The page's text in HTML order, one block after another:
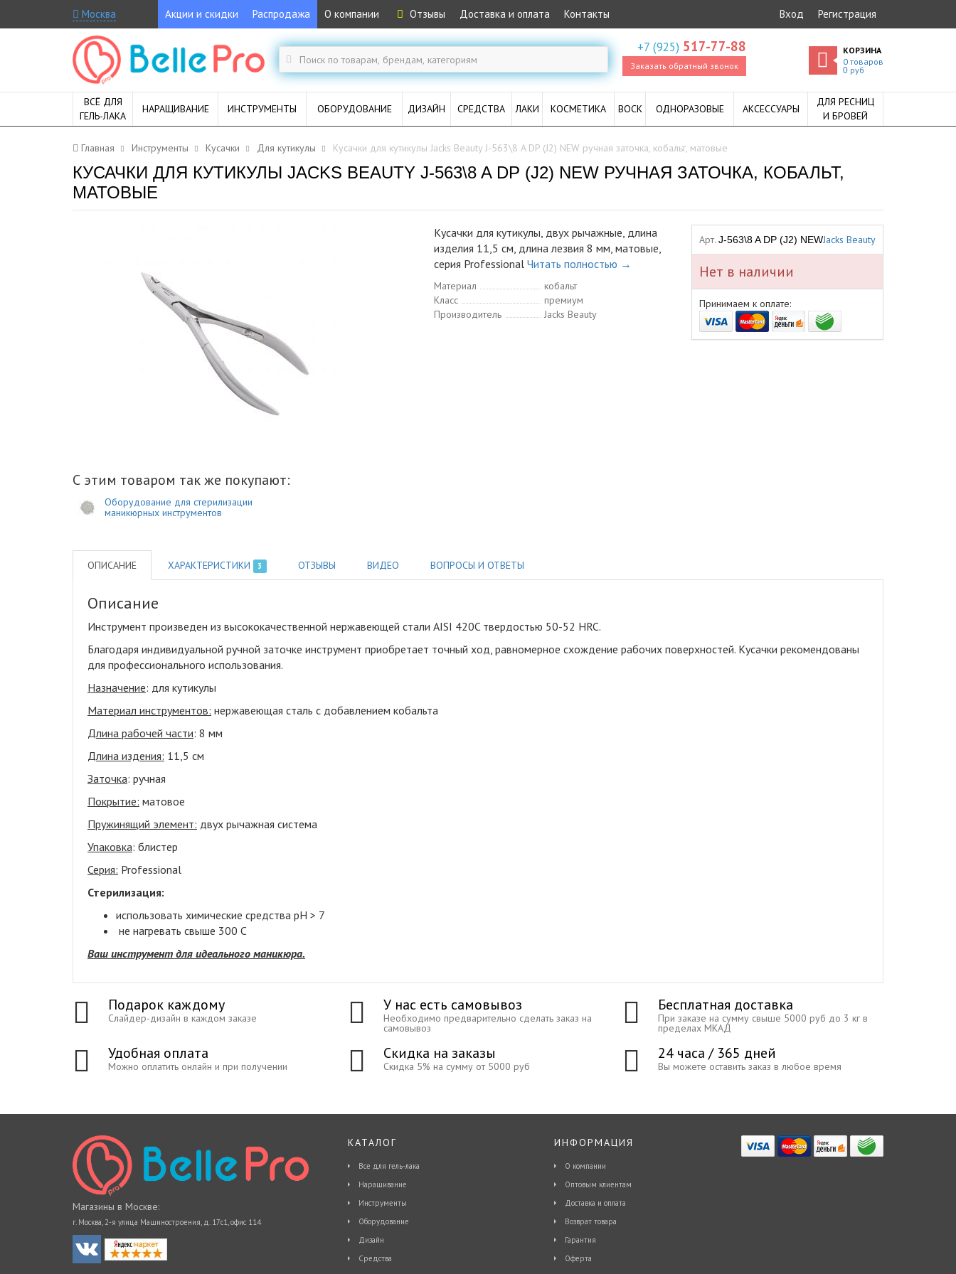
Москва Акции и скидки Распродажа О компании Отзывы Доставка и оплата Контакты Вход Регистрация
+7 (925) 517-77-88
Заказать обратный звонок
КОРЗИНА
0 товаров
0руб
ВСЁ ДЛЯ
ГЕЛЬ-ЛАКА
НАРАЩИВАНИЕ ИНСТРУМЕНТЫ ОБОРУДОВАНИЕ ДИЗАЙН СРЕДСТВА ЛАКИ КОСМЕТИКА ВОСК ОДНОРАЗОВЫЕ АКСЕССУАРЫ
ДЛЯ РЕСНИЦ
И БРОВЕЙ
Главная Инструменты Кусачки Для кутикулы Кусачки для кутикулы Jacks Beauty J-563\8 A DP (J2) NEW ручная заточка, кобальт, матовые
КУСАЧКИ ДЛЯ КУТИКУЛЫ JACKS BEAUTY J-563\8 A DP (J2) NEW РУЧНАЯ ЗАТОЧКА, КОБАЛЬТ,
МАТОВЫЕ
Кусачки для кутикулы, двух рычажные, длина
изделия 11,5 см, длина лезвия 8 мм, матовые,
серия Professional Читать полностью →
Материал
кобальт
Класс
премиум
Производитель
Jacks Beauty
С этим товаром так же покупают:
Оборудование для стерилизации
маникюрных инструментов
Арт. J-563\8 A DP (J2) NEWJacks Beauty
Нет в наличии
Принимаем к оплате:
ОПИСАНИЕ ХАРАКТЕРИСТИКИ 3 ОТЗЫВЫ ВИДЕО ВОПРОСЫ И ОТВЕТЫ
Описание
Инструмент произведен из высококачественной нержавеющей стали AISI 420C твердостью 50-52 HRC.
Благодаря индивидуальной ручной заточке инструмент приобретает точный ход, равномерное схождение рабочих поверхностей. Кусачки рекомендованы
для профессионального использования.
Назначение: для кутикулы
Материал инструментов: нержавеющая сталь с добавлением кобальта
Длина рабочей части: 8 мм
Длина издения: 11,5 см
Заточка: ручная
Покрытие: матовое
Пружинящий элемент: двух рычажная система
Упаковка: блистер
Серия: Professional
Стерилизация:
использовать химические средства pH > 7
не нагревать свыше 300 С
Ваш инструмент для идеального маникюра.
Подарок каждому
Слайдер-дизайн в каждом заказе
У нас есть самовывоз
Необходимо предварительно сделать заказ на
самовывоз
Бесплатная доставка
При заказе на сумму свыше 5000 руб до 3 кг в
пределах МКАД
Удобная оплата
Можно оплатить онлайн и при получении
Скидка на заказы
Скидка 5% на сумму от 5000 руб
24 часа / 365 дней
Вы можете оставить заказ в любое время
Магазины в Москве:
г. Москва, 2-я улица Машиностроения, д. 17с1, офис 114
КАТАЛОГ
Все для гель-лака
Наращивание
Инструменты
Оборудование
Дизайн
Средства
ИНФОРМАЦИЯ
О компании
Оптовым клиентам
Доставка и оплата
Возврат товара
Гарантия
Оферта